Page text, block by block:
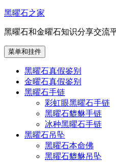
跳
内
容
黑曜石之家
黑曜石和金曜石知识分享交流
菜单和挂件
黑曜石真假鉴别
金曜石真假鉴别
黑曜石手链
彩虹眼黑曜石手链
黑曜石貔貅手链
冰种黑曜石手链
黑曜石吊坠
黑曜石本命佛
黑曜石貔貅吊坠